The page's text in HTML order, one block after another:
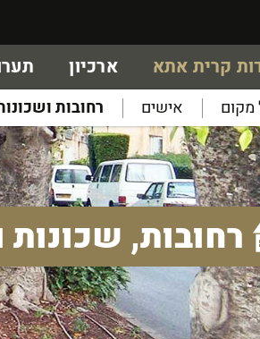
קרית אתא
מקום אישים רחובות
ארכיון
רחובות, שכונות